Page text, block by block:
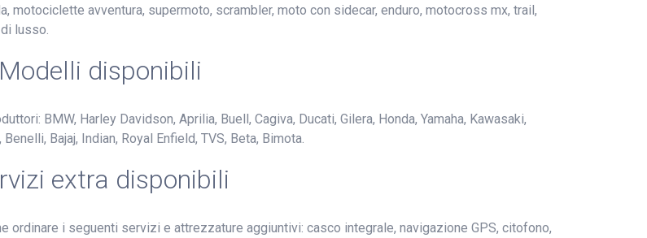
avventura, supermoto, scrambler, moto con sidecar, enduro, motocross mx, trail,
lusso.
Modelli disponibili
BMW, Harley Davidson, Aprilia, Buell, Cagiva, Ducati, Gilera, Honda, Yamaha, Kawasaki,
Bajaj, Indian, Royal Enfield, TVS, Beta, Bimota.
extra disponibili
ordinare i seguenti servizi e attrezzature aggiuntivi: casco integrale, navigazione GPS, citofono,